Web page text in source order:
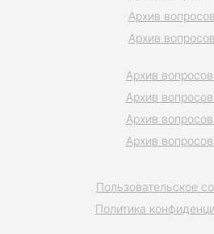
Пользовательское
Политика
Архив
Архив
Архив
Архив
Архив вопросов
Архив